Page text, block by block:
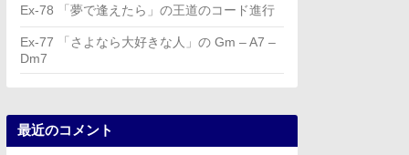
Ex-78 「夢で逢えたら」の王道のコード進行
Ex-77 「さよなら大好きな人」の Gm – A7 –
Dm7
最近のコメント